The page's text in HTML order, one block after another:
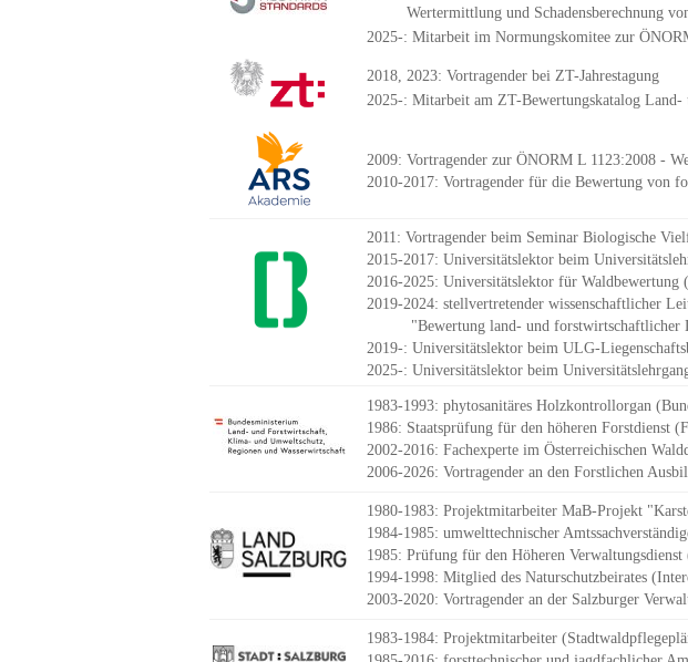
Wertermittlung und Schadensberechnung von
2025-: Mitarbeit im Normungskomitee zur
2018, 2023: Vortragender bei ZT-Jahrestagung
2025-: Mitarbeit am ZT-Bewertungskatalog
2009: Vortragender zur ÖNORM L 1123:2008 -
2010-2017: Vortragender für die Bewertung von
2011: Vortragender beim Seminar Biologische
2015-2017: Universitätslektor beim
2016-2025: Universitätslektor für Waldbewertung
2019-2024: stellvertretender wissenschaftlicher
"Bewertung land- und forstwirtschaftlicher
2019-: Universitätslektor beim ULG-
2025-: Universitätslektor beim
1983-1993: phytosanitäres Holzkontrollorgan
1986: Staatsprüfung für den höheren Forstdienst
2002-2016: Fachexperte im Österreichischen
2006-2026: Vortragender an den Forstlichen
1980-1983: Projektmitarbeiter MaB-Projekt
1984-1985: umwelttechnischer
1985: Prüfung für den Höheren Verwaltungsdienst
1994-1998: Mitglied des Naturschutzbeirates
2003-2020: Vortragender an der Salzburger
1983-1984: Projektmitarbeiter